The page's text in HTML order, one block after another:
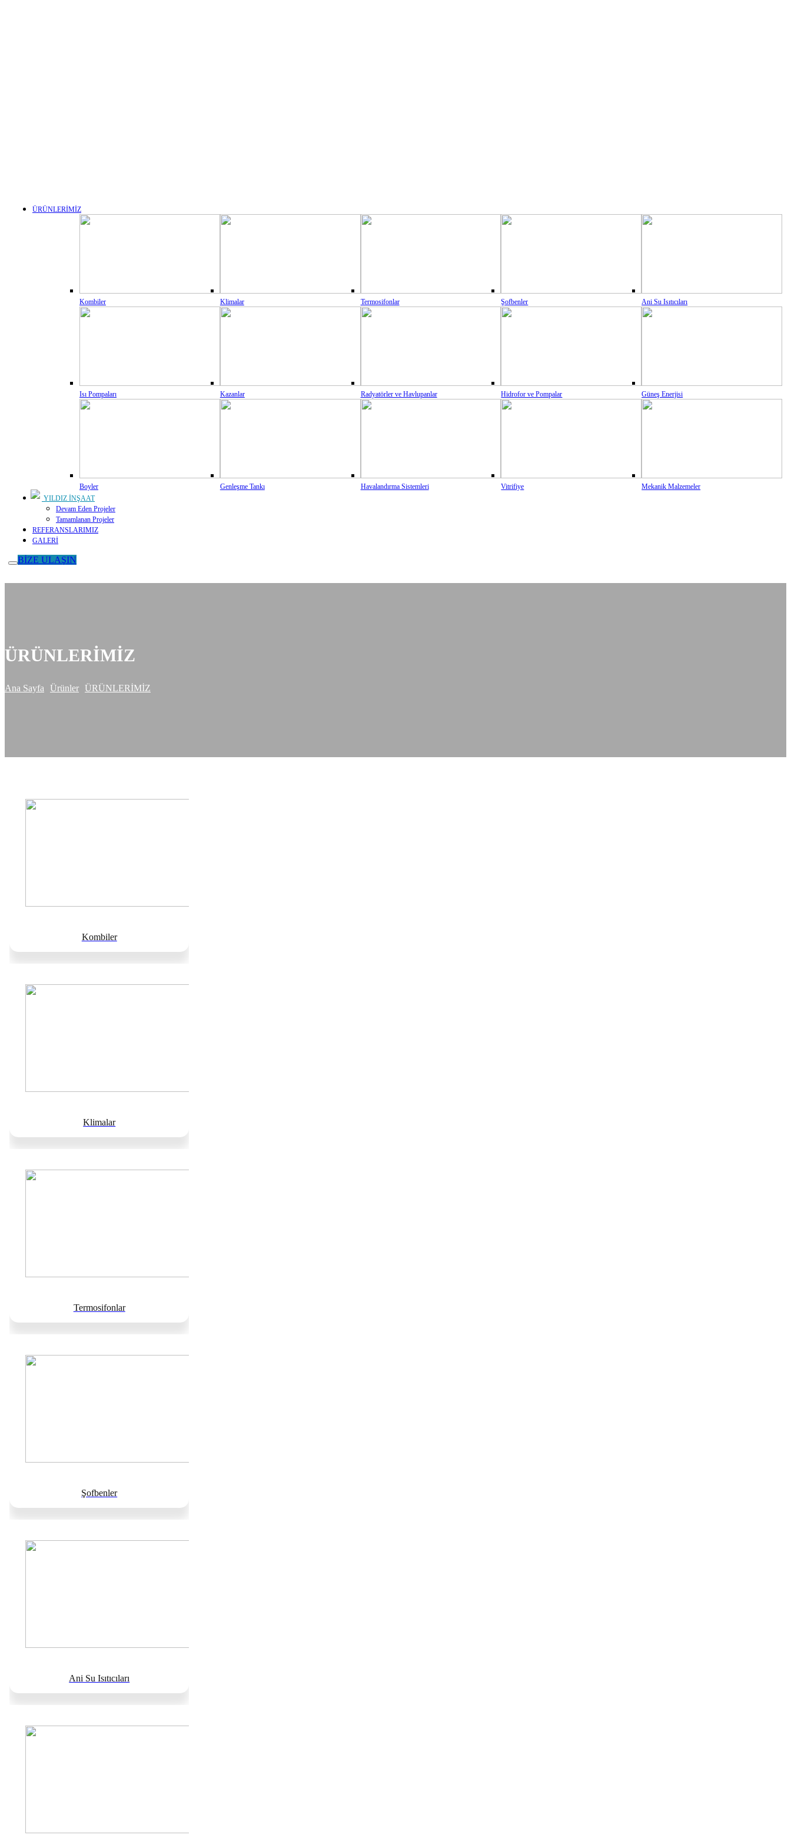
ÜRÜNLERİMİZ
Kombiler Klimalar Termosifonlar Şofbenler Ani Su Isıtıcıları
Isı Pompaları Kazanlar Radyatörler ve Havlupanlar Hidrofor ve Pompalar Güneş Enerjisi
Boyler Genleşme Tankı Havalandırma Sistemleri Vitrifiye
Mekanik Malzemeler
YILDIZ İNŞAAT
Devam Eden Projeler
Tamamlanan Projeler
REFERANSLARIMIZ
GALERİ
BİZE ULAŞIN
ÜRÜNLERİMİZ
Ana Sayfa Ürünler ÜRÜNLERİMİZ
Kombiler
Klimalar
Termosifonlar
Şofbenler
Ani Su Isıtıcıları